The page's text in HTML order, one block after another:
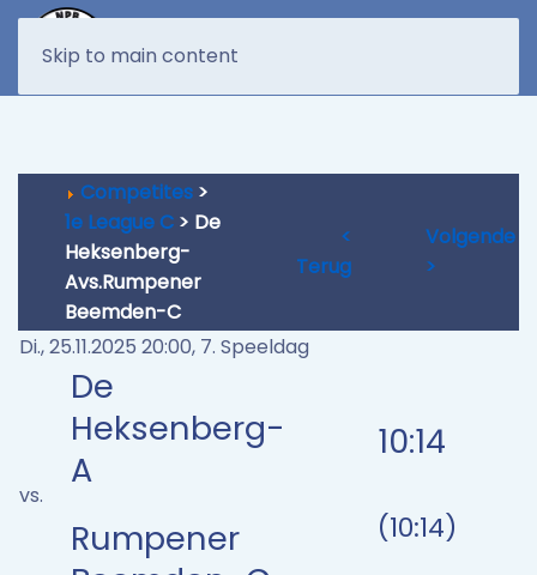
Skip to main content
Competites >
1e League C > De
Heksenberg-
Avs.Rumpener
Beemden-C
<
Terug
Volgende
>
Di., 25.11.2025 20:00, 7. Speeldag
vs.
De
Heksenberg-
A
Rumpener
10:14
(10:14)